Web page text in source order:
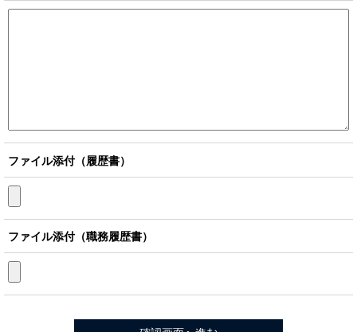
ファイル添付（履歴書）
ファイル添付（職務履歴書）